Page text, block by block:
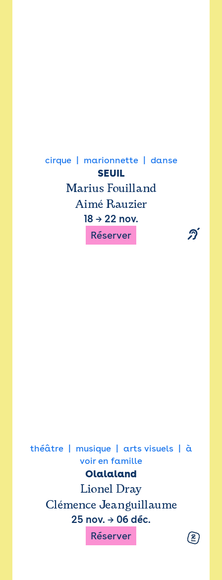
cirque marionnette danse
SEUIL
Marius Fouilland
Aimé Rauzier
18 → 22 nov.
Réserver
théâtre musique arts visuels
à
voir en famille
Olalaland
Lionel Dray
Clémence Jeanguillaume
25 nov. → 06 déc.
Réserver